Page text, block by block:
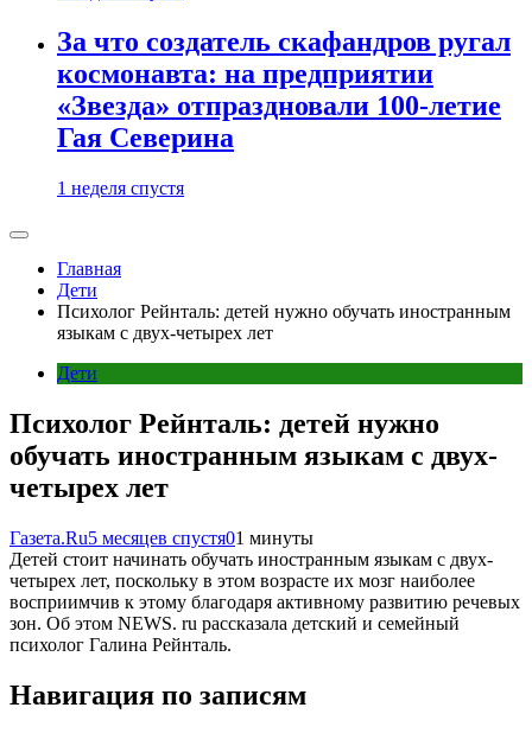
За что создатель скафандров ругал
космонавта: на предприятии
«Звезда» отпраздновали 100-летие
Гая Северина
1 неделя спустя
Главная
Дети
Психолог Рейнталь: детей нужно обучать иностранным
языкам с двух-четырех лет
Дети
Психолог Рейнталь: детей нужно
обучать иностранным языкам с двух-
четырех лет
Газета.Ru5 месяцев спустя01 минуты
Детей стоит начинать обучать иностранным языкам с двух-
четырех лет, поскольку в этом возрасте их мозг наиболее
восприимчив к этому благодаря активному развитию речевых
зон. Об этом NEWS. ru рассказала детский и семейный
психолог Галина Рейнталь.
Навигация по записям